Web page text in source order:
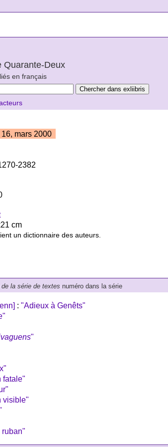
Quarante-Deux
en français
mars 2000
2382
cm
un dictionnaire des auteurs.
la série de textes numéro dans la série
:"Adieux à Genêts"
"
fatale"
visible"
ruban"